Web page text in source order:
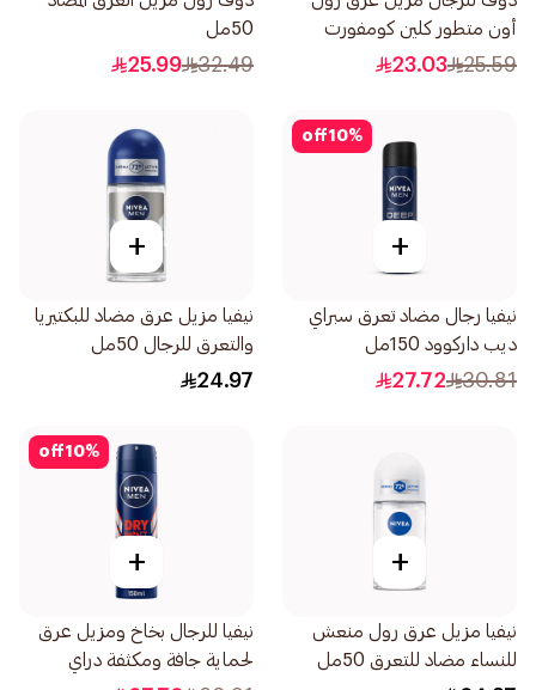
أون متطور كلين كومفورت
50مل
25.59
23.03
50مل
32.49
25.99
10%
off
+
نيفيا رجال مضاد تعرق سبراي
ديب داركوود 150مل
30.81
27.72
+
نيفيا مزيل عرق مضاد للبكتيريا
والتعرق للرجال 50مل
24.97
+
نيفيا مزيل عرق رول منعش
للنساء مضاد للتعرق 50مل
10%
off
+
نيفيا للرجال بخاخ ومزيل عرق
لحماية جافة ومكثفة دراي